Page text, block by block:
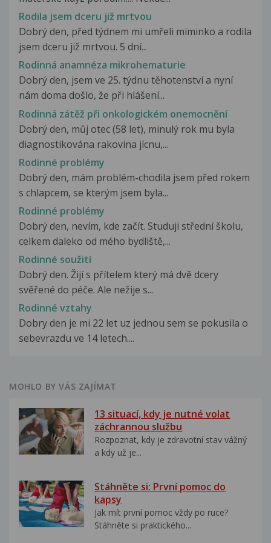
Rodila jsem dceru již mrtvou
Dobrý den, před týdnem mi umřeli miminko a rodila
jsem dceru již mrtvou. 5 dní...
Rodinná anamnéza mikrohematurie
Dobrý den, jsem ve 25. týdnu těhotenství a nyní
nám doma došlo, že při hlášení...
Rodinná zátěž při onkologickém onemocnění
Dobrý den, můj otec (58 let), minulý rok mu byla
diagnostikována rakovina jícnu,...
Rodinné problémy
Dobrý den, mám problém-chodila jsem před rokem
s chlapcem, se kterým jsem byla...
Rodinné problémy
Dobrý den, nevím, kde začít. Studuji střední školu,
celkem daleko od mého bydliště,...
Rodinné soužití
Dobrý den. Žijí s přítelem který má dvě dcery
svěřené do péče. Ale nežije s...
Rodinné vztahy
Dobry den je mi 22 let uz jednou sem se pokusila o
sebevrazdu ve 14 letech....
MOHLO BY VÁS ZAJÍMAT
13 situací, kdy je nutné volat
záchrannou službu
Rozpoznat, kdy je zdravotní stav vážný
a kdy už je...
Stáhněte si: První pomoc do
kapsy
Jak mít první pomoc vždy po ruce?
Stáhněte si praktického...